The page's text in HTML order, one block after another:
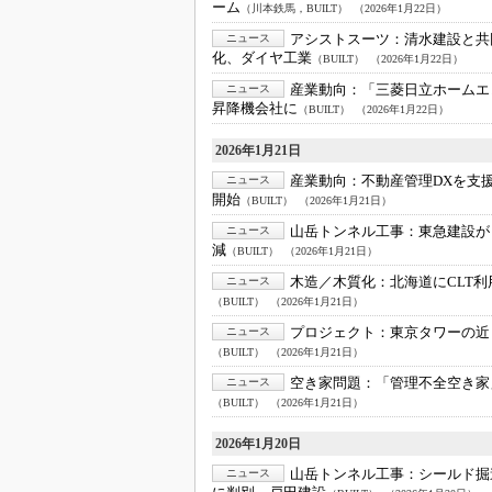
ーム （川本鉄馬，BUILT） （2026年1月22日）
ニュース アシストスーツ： 清水建設と
化、ダイヤ工業 （BUILT） （2026年1月22日）
ニュース 産業動向：
「三菱日立ホーム
昇降機会社に （BUILT） （2026年1月22日）
2026年1月21日
ニュース 産業動向： 不動産管理DXを支
開始 （BUILT） （2026年1月21日）
ニュース 山岳トンネル工事： 東急建設
減 （BUILT） （2026年1月21日）
ニュース 木造／木質化： 北海道にCLT
（BUILT） （2026年1月21日）
ニュース プロジェクト： 東京タワーの
（BUILT） （2026年1月21日）
ニュース 空き家問題： 「管理不全空き
（BUILT） （2026年1月21日）
2026年1月20日
ニュース 山岳トンネル工事： シールド